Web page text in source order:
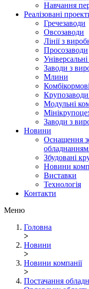
Навчання
Реалізовані
Гречезаводи
Овсозаводи
Лінії з
Просозаводи
Заводи з
Млини
Модульні
Заводи з
Новини
Оснащення
Збудовані
Новини
Виставки
Технологія
Контакти
Меню
Головна
>
Новини
>
Новини компанії
>
Постачання